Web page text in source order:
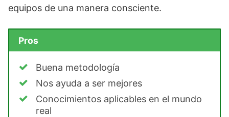
equipos de una manera consciente.
Pros
Buena metodología
Nos ayuda a ser mejores
Conocimientos aplicables en el mundo
real